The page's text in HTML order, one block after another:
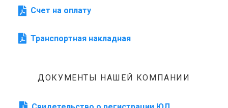
Счет на оплату
Транспортная накладная
ДОКУМЕНТЫ НАШЕЙ КОМПАНИИ